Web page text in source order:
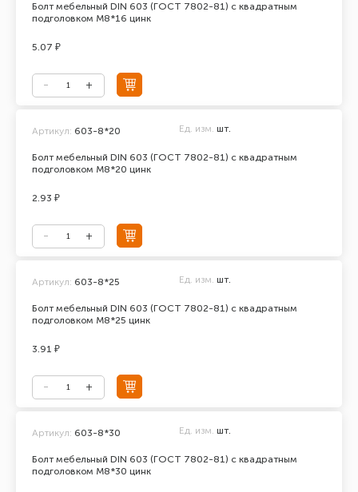
Болт мебельный DIN 603 (ГОСТ 7802-81) с квадратным
подголовком М8*16 цинк
5.07 ₽
Болт мебельный DIN 603 (ГОСТ 7802-81) с квадратным
подголовком М8*20 цинк
Артикул: 603-8*20 Ед. изм. шт.
2.93 ₽
Болт мебельный DIN 603 (ГОСТ 7802-81) с квадратным
подголовком М8*25 цинк
Артикул: 603-8*25 Ед. изм. шт.
3.91 ₽
Болт мебельный DIN 603 (ГОСТ 7802-81) с квадратным
подголовком М8*30 цинк
Артикул: 603-8*30 Ед. изм. шт.